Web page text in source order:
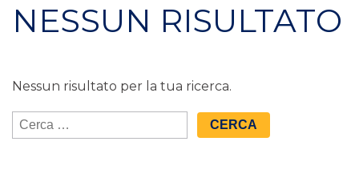
NESSUN RISULTATO
Nessun risultato per la tua ricerca.
Ricerca
per: